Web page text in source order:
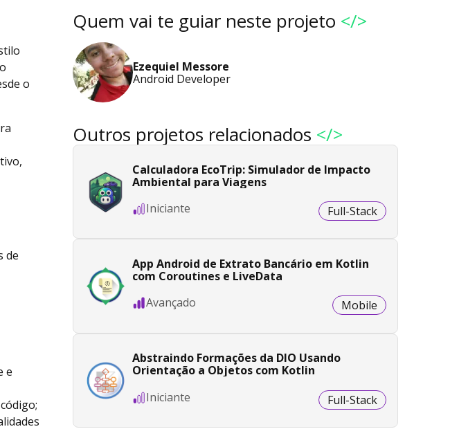
o
de
e
Quem vai te guiar neste projeto </>
Ezequiel Messore
Android Developer
Outros projetos relacionados </>
Calculadora EcoTrip: Simulador de Impacto
Ambiental para Viagens
Iniciante
Full-Stack
App Android de Extrato Bancário em Kotlin
com Coroutines e LiveData
Avançado
Mobile
Abstraindo Formações da DIO Usando
Orientação a Objetos com Kotlin
Iniciante
Full-Stack